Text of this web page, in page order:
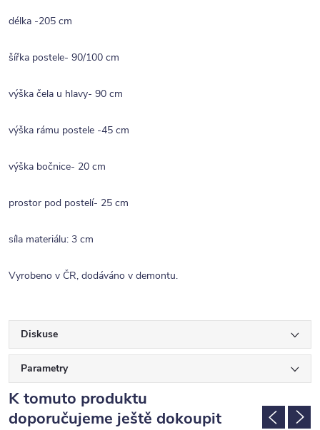
délka -205 cm
šířka postele- 90/100 cm
výška čela u hlavy- 90 cm
výška rámu postele -45 cm
výška bočnice- 20 cm
prostor pod postelí- 25 cm
síla materiálu: 3 cm
Vyrobeno v ČR, dodáváno v demontu.
Diskuse
Parametry
K tomuto produktu
doporučujeme ještě dokoupit